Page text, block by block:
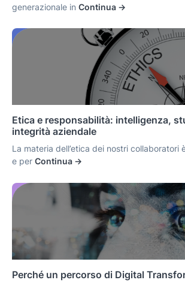
generazionale in Continua ->
Etica e responsabilità: intelligenza,
integrità aziendale
La materia dell’etica dei nostri collaboratori
e per Continua ->
Perché un percorso di Digital